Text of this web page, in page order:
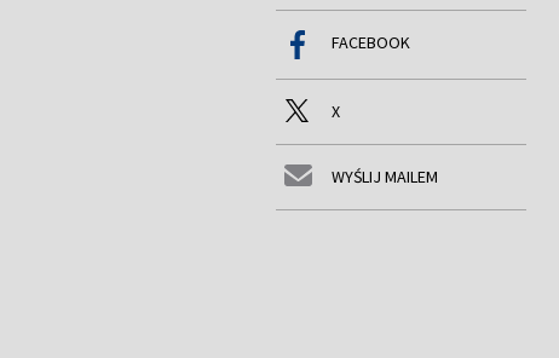
FACEBOOK
X
WYŚLIJ MAILEM